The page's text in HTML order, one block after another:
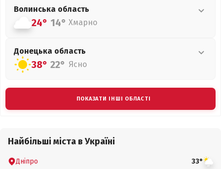
Волинська область
24° 14° Хмарно
Донецька область
38° 22° Ясно
ПОКАЗАТИ ІНШІ ОБЛАСТІ
Найбільші міста в Україні
Дніпро 33°